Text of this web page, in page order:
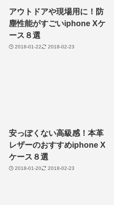
アウトドアや現場用に！防
塵性能がすごいiphone Xケ
ース８選
2018-01-22 2018-02-23
安っぽくない高級感！本革
レザーのおすすめiphone X
ケース８選
2018-01-20 2018-02-23